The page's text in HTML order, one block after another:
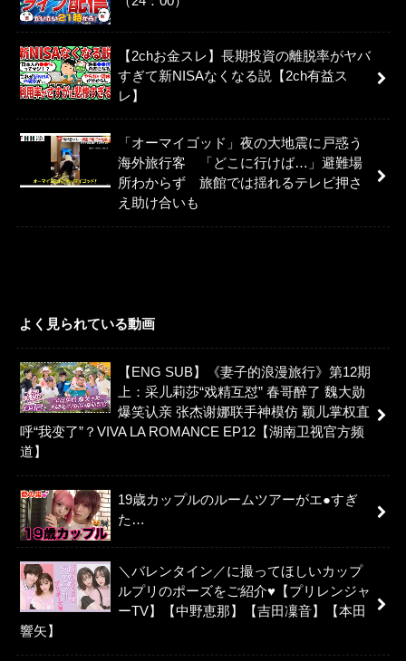
【2chお金スレ】長期投資の離脱率がヤバ
すぎて新NISAなくなる説【2ch有益ス
レ】
「オーマイゴッド」夜の大地震に戸惑う
海外旅行客 「どこに行けば…」避難場
所わからず 旅館では揺れるテレビ押さ
え助け合いも
よく見られている動画
【ENG SUB】《妻子的浪漫旅行》第12期
上：采儿莉莎“戏精互怼” 春哥醉了 魏大勋
爆笑认亲 张杰谢娜联手神模仿 颖儿掌权直
呼“我变了”？VIVA LA ROMANCE EP12【湖南卫视官方频
道】
19歳カップルのルームツアーがエ●すぎ
た…
＼バレンタイン／に撮ってほしいカップ
ルプリのポーズをご紹介♥【プリレンジャ
ーTV】【中野恵那】【吉田凜音】【本田
響矢】